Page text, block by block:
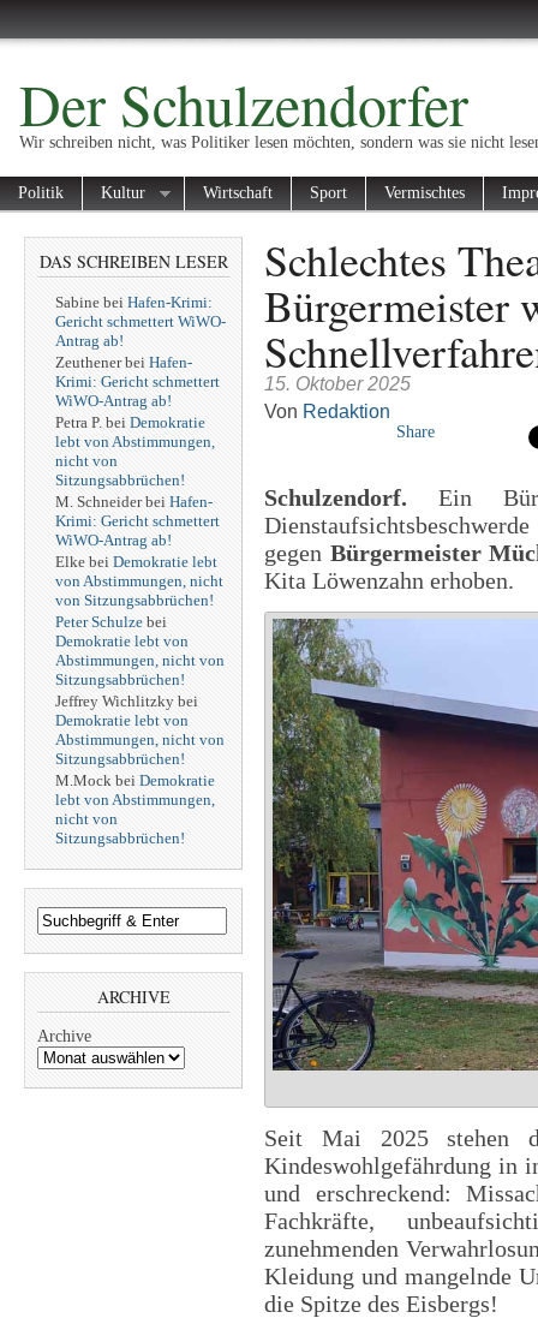
Der Schulzendorfer
Wir schreiben nicht, was Politiker lesen möchten, sondern was sie nicht
Politik Kultur Wirtschaft Sport Vermischtes
DAS SCHREIBEN LESER
Sabine bei Hafen-Krimi:
Gericht schmettert WiWO-
Antrag ab!
Zeuthenerbei Hafen-
Krimi: Gericht schmettert
WiWO-Antrag ab!
Petra P. bei Demokratie
lebt von Abstimmungen,
nicht von
Sitzungsabbrüchen!
M. Schneiderbei Hafen-
Krimi: Gericht schmettert
WiWO-Antrag ab!
Elke bei Demokratie lebt
von Abstimmungen, nicht
von Sitzungsabbrüchen!
Peter Schulze bei
Demokratie lebt von
Abstimmungen, nicht von
Sitzungsabbrüchen!
Jeffrey Wichlitzky bei
Demokratie lebt von
Abstimmungen, nicht von
Sitzungsabbrüchen!
M.Mock bei Demokratie
lebt von Abstimmungen,
nicht von
Sitzungsabbrüchen!
ARCHIVE
Archive
Schlechtes
Bürgermeister
15. Oktober 2025
Von Redaktion
Share
Schulzendorf. Ein
gegen Bürgermeister
Kita Löwenzahn erhoben.
Seit Mai 2025 stehen
Kindeswohlgefährdung in
und erschreckend:
Fachkräfte,
zunehmenden
Kleidung und mangelnde
die Spitze des Eisbergs!